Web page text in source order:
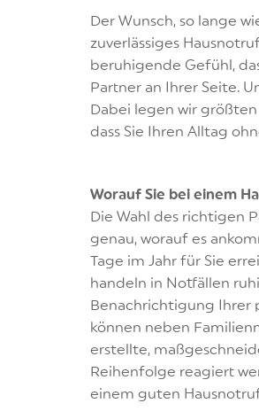
Der Wunsch, so lange
zuverlässiges
beruhigende Gefühl,
Partner an Ihrer Seite.
Dabei legen wir
dass Sie Ihren Alltag
Worauf Sie bei einem
Die Wahl des richtigen
genau, worauf es
Tage im Jahr für Sie
handeln in Notfällen
Benachrichtigung Ihrer
können neben
erstellte,
Reihenfolge reagiert
einem guten